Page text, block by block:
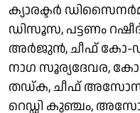
ക്യാരക്ടർ
ഡിസൂസ, പട്ടണം റഷീദ്,
അർജുൻ, ചീഫ് കോ-
നാഗ സൂര്യദേവര,
തഡ്ക, ചീഫ്
റെഡ്ഡി കുഞ്ചം,